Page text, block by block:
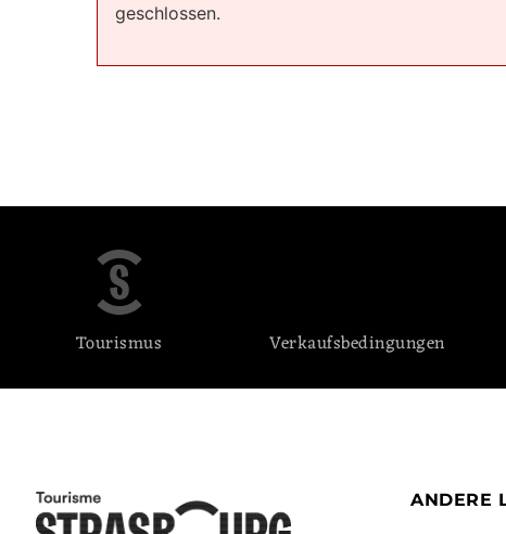
geschlossen.
Tourismus Verkaufsbedingungen
ANDERE